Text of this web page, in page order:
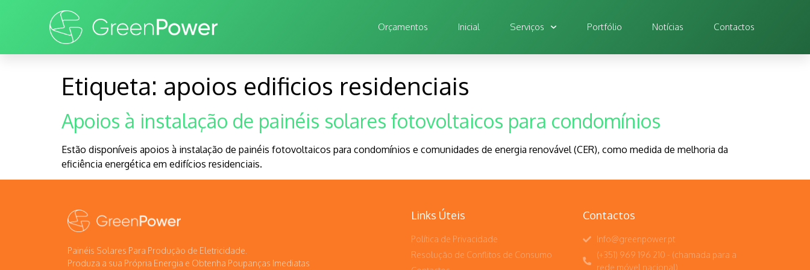
Orçamentos Inicial Serviços Portfólio Notícias Contactos
Etiqueta: apoios edificios residenciais
Apoios à instalação de painéis solares fotovoltaicos para condomínios
Estão disponíveis apoios à instalação de painéis fotovoltaicos para condomínios e comunidades de energia renovável (CER), como medida de melhoria da
eficiência energética em edifícios residenciais.
Painéis Solares Para Produção de Eletricidade.
Produza a sua Própria Energia e Obtenha Poupanças Imediatas
Links Úteis
Política de Privacidade
Resolução de Conflitos de Consumo
Contactos
Info@greenpower.pt
(+351) 969 196 210 - (chamada para a
rede móvel nacional)